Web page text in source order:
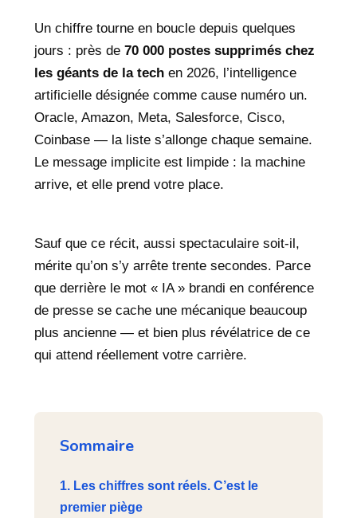
Un chiffre tourne en boucle depuis quelques
jours : près de 70 000 postes supprimés chez
les géants de la techen 2026, l’intelligence
artificielle désignée comme cause numéro un.
Oracle, Amazon, Meta, Salesforce, Cisco,
Coinbase — la liste s’allonge chaque semaine.
Le message implicite est limpide : la machine
arrive, et elle prend votre place.
Sauf que ce récit, aussi spectaculaire soit-il,
mérite qu’on s’y arrête trente secondes. Parce
que derrière le mot « IA » brandi en conférence
de presse se cache une mécanique beaucoup
plus ancienne — et bien plus révélatrice de ce
qui attend réellement votre carrière.
Sommaire
1. Les chiffres sont réels. C’est le
premier piège